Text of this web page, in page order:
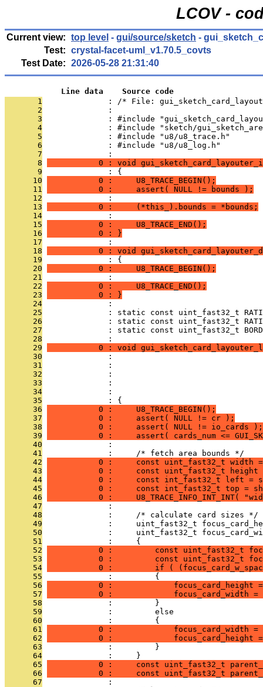
LCOV -
Current view: top level - gui/source/sketch -
Test: crystal-facet-uml_v1.70.5_covts
Test Date: 2026-05-28 21:31:40
            Line data    Source code
       1
: /* File:
       2
              :
       3
: #include
       4
: #include "sketch/
       5
              : #include "u8/u8_trace.h"
       6
              : #include "u8/u8_log.h"
       7
              :
       8
0 : void
       9
              : {
      10
           0 :     U8_TRACE_BEGIN();
      11
           0 :     assert( NULL != bounds );
      12
              :
      13
           0 :     (*this_).bounds = *bounds;
      14
              :
      15
           0 :     U8_TRACE_END();
      16
           0 : }
      17
              :
      18
0 : void
      19
              : {
      20
           0 :     U8_TRACE_BEGIN();
      21
              :
      22
           0 :     U8_TRACE_END();
      23
           0 : }
      24
              :
      25
: static const uint_fast32_t
      26
: static const uint_fast32_t
      27
: static const uint_fast32_t
      28
              :
      29
0 : void
      30
:
      31
:
      32
:
      33
:
      34
:
      35
              : {
      36
           0 :     U8_TRACE_BEGIN();
      37
           0 :     assert( NULL != cr );
      38
           0 :     assert( NULL != io_cards );
      39
0 :     assert( cards_num <=
      40
              :
      41
              :     /* fetch area bounds */
      42
0 :     const uint_fast32_t width
      43
0 :     const uint_fast32_t
      44
0 :     const int_fast32_t left =
      45
0 :     const int_fast32_t top =
      46
0 :     U8_TRACE_INFO_INT_INT(
      47
              :
      48
              :     /* calculate card sizes */
      49
:     uint_fast32_t
      50
:     uint_fast32_t
      51
              :     {
      52
0 :         const uint_fast32_t
      53
0 :         const uint_fast32_t
      54
0 :         if (
      55
              :         {
      56
0 :             focus_card_height
      57
0 :             focus_card_width
      58
              :         }
      59
              :         else
      60
              :         {
      61
0 :             focus_card_width =
      62
0 :             focus_card_height
      63
              :         }
      64
              :     }
      65
0 :     const uint_fast32_t
      66
0 :     const uint_fast32_t
      67
              :